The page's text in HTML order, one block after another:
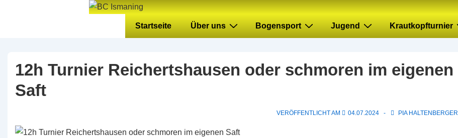
Hauptnavigation
Startseite Über uns Bogensport Jugend Krautkopfturnier
12h Turnier Reichertshausen oder schmoren im eigenen
Saft
VERÖFFENTLICHT AM 04.07.2024 PIA HALTENBERGER